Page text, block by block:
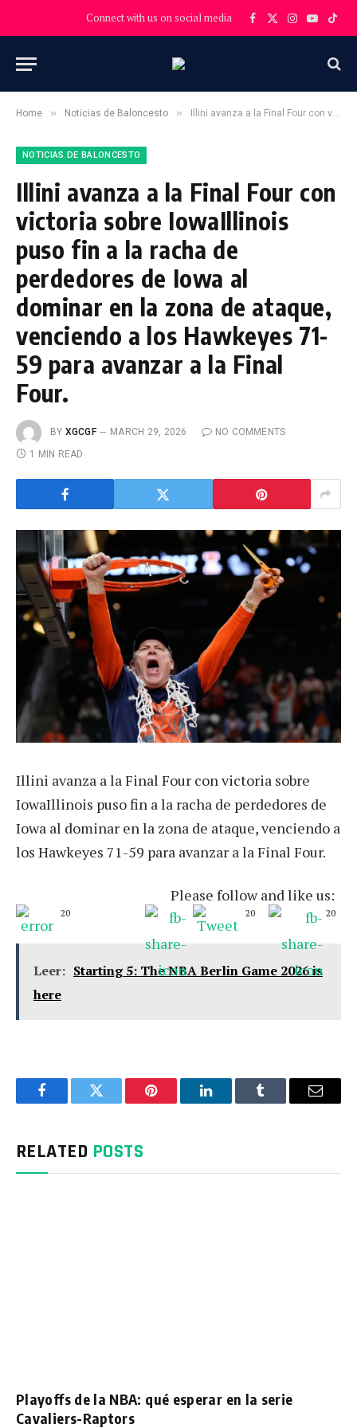
Connect with us on social media Facebook
X
Instagram
YouTube
Home » Noticias de Baloncesto » Illini avanza a la Final Four con victoria sobre IowaIllinois puso fin a la racha de perdedores de Iowa al dominar en la zona de ataque, venciendo a los Hawkeyes 71-59 para avanzar a la Final Four.
NOTICIAS DE BALONCESTO
Illini avanza a la Final Four con
victoria sobre IowaIllinois
puso fin a la racha de
perdedores de Iowa al
dominar en la zona de ataque,
venciendo a los Hawkeyes 71-
59 para avanzar a la Final
Four.
BY XGCGF MARCH 29, 2026
NO COMMENTS
1 MIN READ
Illini avanza a la Final Four con victoria sobre
IowaIllinois puso fin a la racha de perdedores de
Iowa al dominar en la zona de ataque, venciendo a
los Hawkeyes 71-59 para avanzar a la Final Four.
Please follow and like us:
20 20 20
Leer: Starting 5: The NBA Berlin Game 2026 is
here
FacebookTwitter Pinterest LinkedInTumblr Email
RELATED POSTS
Playoffs de la NBA: qué esperar en la serie
Cavaliers-Raptors